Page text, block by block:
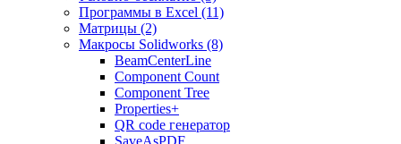
Программы в Excel (11)
Матрицы (2)
Макросы Solidworks (8)
BeamCenterLine
Component Count
Component Tree
Properties+
QR code генератор
SaveAsPDF